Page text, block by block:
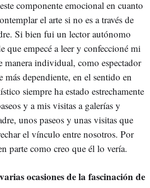
componente emocional en cuanto
el arte si no es a través de
Si bien fui un lector autónomo
que empecé a leer y confeccioné mi
manera individual, como espectador
más dependiente, en el sentido en
siempre ha estado estrechamente
y a mis visitas a galerías y
unos paseos y unas visitas que
el vínculo entre nosotros. Por
parte como creo que él lo vería.
ocasiones de la fascinación de